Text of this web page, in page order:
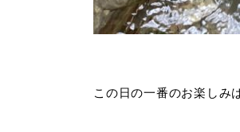
この日の一番のお楽しみ